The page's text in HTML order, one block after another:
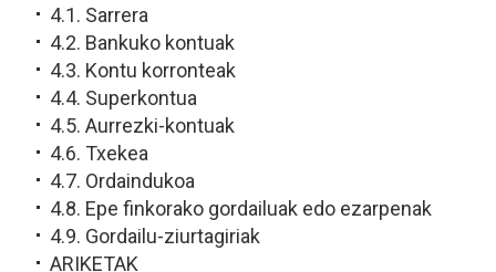
4.1. Sarrera
4.2. Bankuko kontuak
4.3. Kontu korronteak
4.4. Superkontua
4.5. Aurrezki-kontuak
4.6. Txekea
4.7. Ordaindukoa
4.8. Epe finkorako gordailuak edo ezarpenak
4.9. Gordailu-ziurtagiriak
ARIKETAK